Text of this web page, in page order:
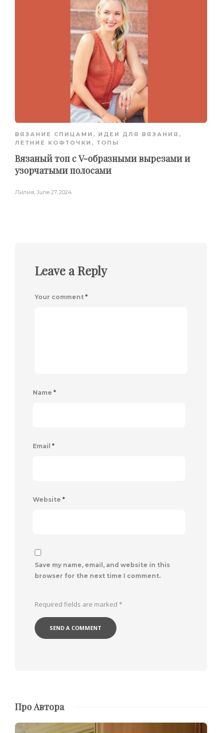
ВЯЗАНИЕ СПИЦАМИ , ИДЕИ ДЛЯ ВЯЗАНИЯ ,
ЛЕТНИЕ КОФТОЧКИ, ТОПЫ
Вязаный топ с V-образными вырезами и
узорчатыми полосами
Лилия, June 27, 2024
Leave a Reply
Your comment *
Name *
Email *
Website *
Save my name, email, and website in this
browser for the next time I comment.
Required fields are marked *
Про Автора